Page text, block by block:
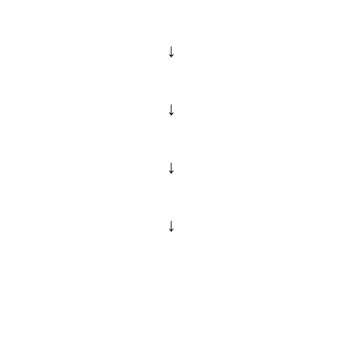
↓
↓
↓
↓